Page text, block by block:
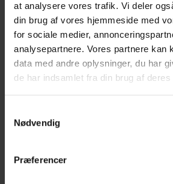
at analysere vores trafik. Vi deler
din brug af vores hjemmeside med
for sociale medier,
analysepartnere. Vores partnere kan
data med andre oplysninger, du har
de har indsamlet fra din brug af deres
Nødvendig
Præferencer
Vaccinationer
Vaccination inkl.